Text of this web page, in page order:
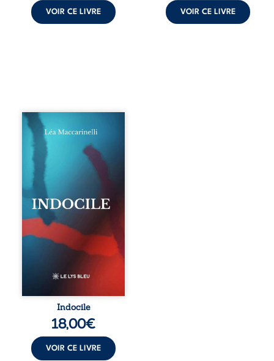
VOIR CE LIVRE VOIR CE LIVRE
Quatre parties.
Quatre refus.
Quatre visages
d’une existence en
friction. Entre les
silences qu’on ne
déchiffre pas, les
amours qu’on
dérange, les corps
qu’on administre
et les liens qu’on
sabote, cet
ouvrage parle à
vivent trop fort,
trop vrai, trop tôt.
traversée. Une
langue nue. Une
insurrection
calme. Une
déclaration
d’existence pour ...
Indocile
18,00€
VOIR CE LIVRE